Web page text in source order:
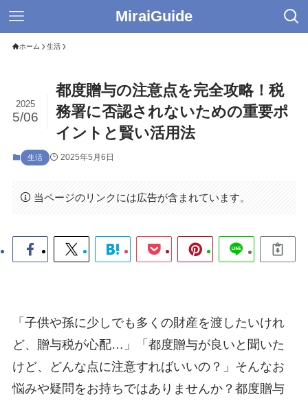
MiraiGuide
ホーム 生活
都度贈与の注意点を完全攻略！税
務署に否認されないための重要ポ
イントと賢い活用法
2025
5/06
生活 2025年5月6日
当ページのリンクには広告が含まれています。
「子供や孫に少しでも多くの財産を渡したいけれ
ど、贈与税が心配…」「都度贈与が良いと聞いた
けど、どんな点に注意すればいいの？」そんなお
悩みや疑問をお持ちではありませんか？都度贈与